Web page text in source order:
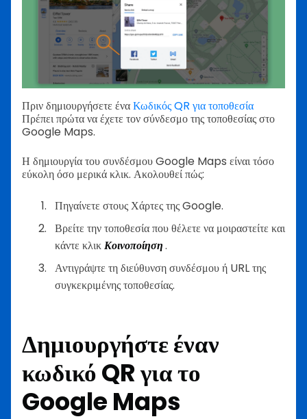
Πριν δημιουργήσετε έναΚωδικός QR για τοποθεσία
Πρέπει πρώτα να έχετε τον σύνδεσμο της τοποθεσίας στο
Google Maps.
Η δημιουργία του συνδέσμου Google Maps είναι τόσο
εύκολη όσο μερικά κλικ. Ακολουθεί πώς:
Πηγαίνετε στους Χάρτες της Google.
Βρείτε την τοποθεσία που θέλετε να μοιραστείτε και
κάντε κλικΚοινοποίηση.
Αντιγράψτε τη διεύθυνση συνδέσμου ή URL της
συγκεκριμένης τοποθεσίας.
Δημιουργήστε έναν
κωδικό QR για το
Google Maps